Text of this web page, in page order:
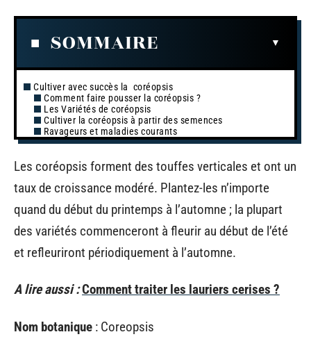
SOMMAIRE
Cultiver avec succès la coréopsis
Comment faire pousser la coréopsis ?
Les Variétés de coréopsis
Cultiver la coréopsis à partir des semences
Ravageurs et maladies courants
Les coréopsis forment des touffes verticales et ont un
taux de croissance modéré. Plantez-les n’importe
quand du début du printemps à l’automne ; la plupart
des variétés commenceront à fleurir au début de l’été
et refleuriront périodiquement à l’automne.
A lire aussi :Comment traiter les lauriers cerises ?
Nom botanique : Coreopsis